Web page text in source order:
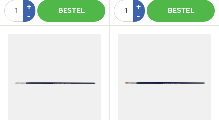
Aantal
+Plus
-Min
1
BESTEL
Aantal
+Plus
-Min
1
BESTEL